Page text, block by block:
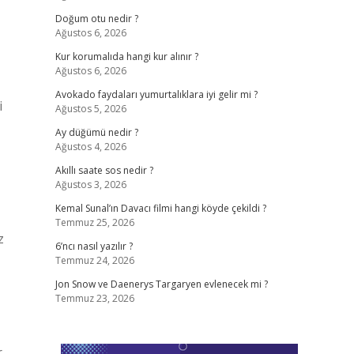
Doğum otu nedir ?
Ağustos 6, 2026
Kur korumalıda hangi kur alınır ?
Ağustos 6, 2026
Avokado faydaları yumurtalıklara iyi gelir mi ?
Ağustos 5, 2026
Ay düğümü nedir ?
Ağustos 4, 2026
Akıllı saate sos nedir ?
Ağustos 3, 2026
Kemal Sunal’ın Davacı filmi hangi köyde çekildi ?
Temmuz 25, 2026
6’ncı nasıl yazılır ?
Temmuz 24, 2026
Jon Snow ve Daenerys Targaryen evlenecek mi ?
Temmuz 23, 2026